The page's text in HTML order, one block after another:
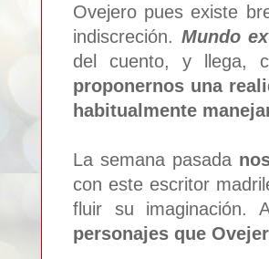
Ovejero pues existe
indiscreción. Mundo
del cuento, y llega,
proponernos una
habitualmente
La semana pasada
con este escritor
fluir su
personajes que